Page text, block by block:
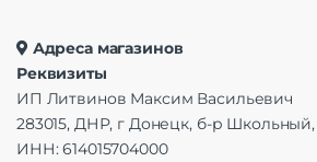
Адреса магазинов
Реквизиты
ИП Литвинов Максим Васильевич
283015, ДНР, г Донецк, б-р Школьный,
ИНН: 614015704000